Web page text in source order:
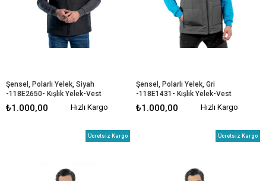
Şensel, Polarlı Yelek, Siyah
-118E2650- Kışlık Yelek-Vest
₺1.000,00 Hızlı Kargo
Şensel, Polarlı Yelek, Gri
-118E1431- Kışlık Yelek-Vest
₺1.000,00 Hızlı Kargo
Ücretsiz Kargo Ücretsiz Kargo